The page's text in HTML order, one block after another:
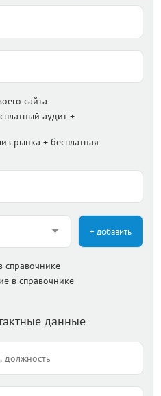
сайта
аудит +
рынка + бесплатная
+ добавить
справочнике
в справочнике
данные